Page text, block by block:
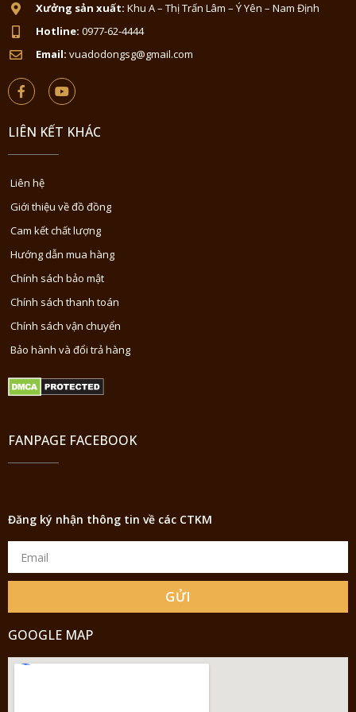
Xưởng sản xuất: Khu A – Thị Trấn Lâm – Ý Yên – Nam Định
Hotline: 0977-62-4444
Email: vuadodongsg@gmail.com
LIÊN KẾT KHÁC
Liên hệ
Giới thiệu về đồ đồng
Cam kết chất lượng
Hướng dẫn mua hàng
Chính sách bảo mật
Chính sách thanh toán
Chính sách vận chuyển
Bảo hành và đổi trả hàng
FANPAGE FACEBOOK
Đăng ký nhận thông tin về các CTKM
GỬI
GOOGLE MAP